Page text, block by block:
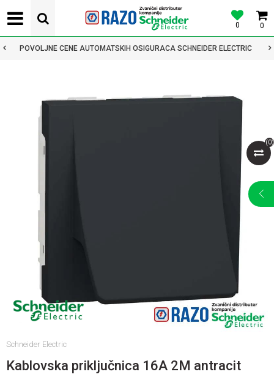
0
0
POVOLJNE CENE AUTOMATSKIH OSIGURACA SCHNEIDER ELECTRIC
(0)
Schneider Electric
Kablovska priključnica 16A 2M antracit